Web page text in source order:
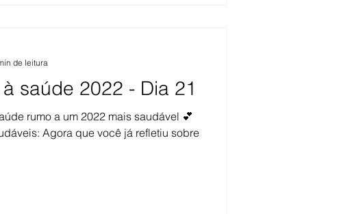
saúde 2022 - Dia 21
rumo a um 2022 mais saudável 💕
Agora que você já refletiu sobre
de leitura